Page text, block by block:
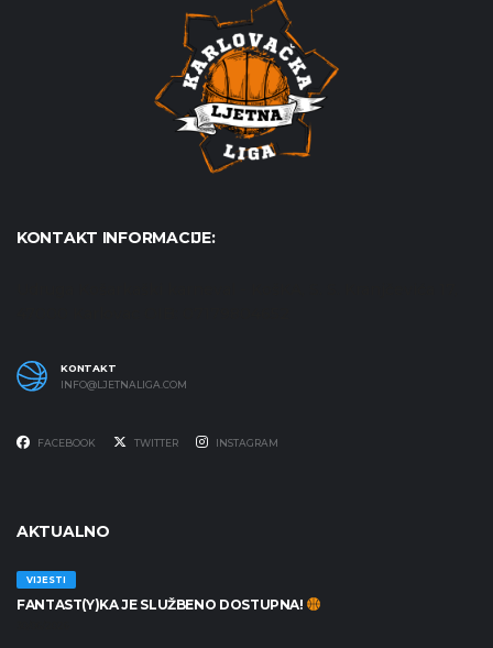
KONTAKT INFORMACIJE:
KONTAKT
INFO@LJETNALIGA.COM
FACEBOOK TWITTER INSTAGRAM
AKTUALNO
VIJESTI
FANTAST(Y)KA JE SLUŽBENO DOSTUPNA!